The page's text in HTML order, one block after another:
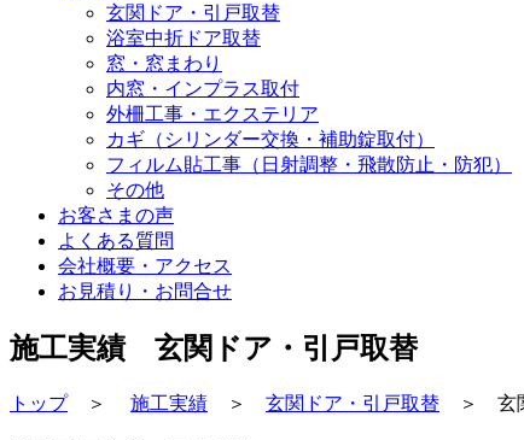
玄関ドア・引戸取替
浴室中折ドア取替
窓・窓まわり
内窓・インプラス取付
外柵工事・エクステリア
カギ（シリンダー交換・補助錠取付）
フィルム貼工事（日射調整・飛散防止・防犯）
その他
お客さまの声
よくある質問
会社概要・アクセス
お見積り・お問合せ
施工実績 玄関ドア・引戸取替
トップ＞ 施工実績 ＞ 玄関ドア・引戸取替 ＞ 玄関